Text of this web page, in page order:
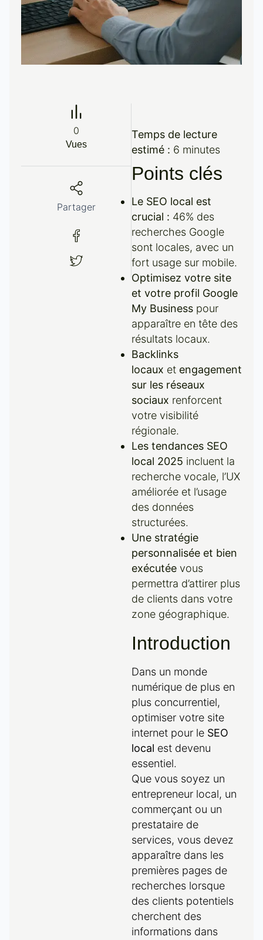
Vues
0
Partager
Temps de lecture
estimé : 6 minutes
Points clés
Le SEO local est
crucial : 46% des
recherches Google
sont locales, avec un
fort usage sur mobile.
Optimisez votre site
et votre profil Google
My Business pour
apparaître en tête des
résultats locaux.
Backlinks
locaux et engagement
sur les réseaux
sociaux renforcent
votre visibilité
régionale.
Les tendances SEO
local 2025 incluent la
recherche vocale, l’UX
améliorée et l’usage
des données
structurées.
Une stratégie
personnalisée et bien
exécutée vous
permettra d’attirer plus
de clients dans votre
zone géographique.
Introduction
Dans un monde
numérique de plus en
plus concurrentiel,
optimiser votre site
internet pour le SEO
local est devenu
essentiel.
Que vous soyez un
entrepreneur local, un
commerçant ou un
prestataire de
services, vous devez
apparaître dans les
premières pages de
recherches lorsque
des clients potentiels
cherchent des
informations dans